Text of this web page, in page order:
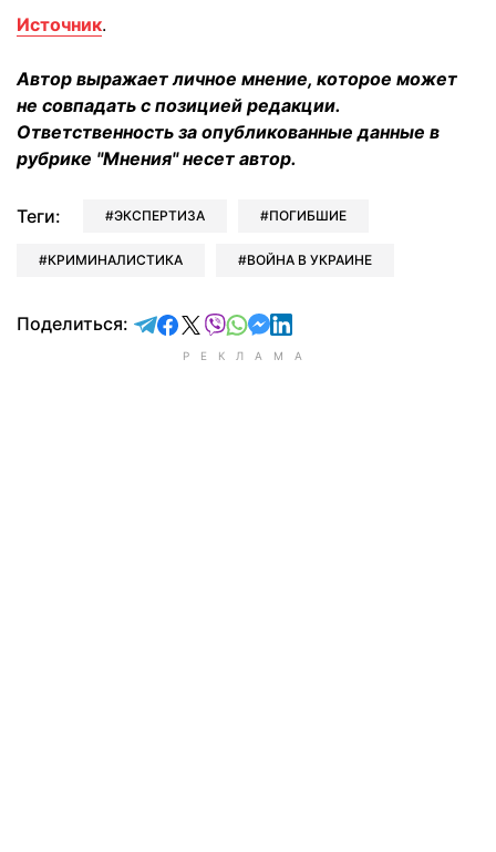
Источник.
Автор выражает личное мнение, которое может
не совпадать с позицией редакции.
Ответственность за опубликованные данные в
рубрике "Мнения" несет автор.
Теги: ЭКСПЕРТИЗА ПОГИБШИЕ
КРИМИНАЛИСТИКА ВОЙНА В УКРАИНЕ
Поделиться: отправить в Telegram
поделиться в Facebook
поделиться в X
отправить в Viber
отправить в Whatsapp
отправить в Messenger
отправить в LinkedIn